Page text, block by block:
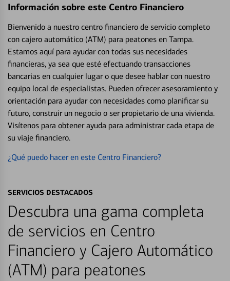
Información sobre este Centro Financiero
Bienvenido a nuestro centro financiero de servicio completo
con cajero automático (ATM) para peatones en Tampa.
Estamos aquí para ayudar con todas sus necesidades
financieras, ya sea que esté efectuando transacciones
bancarias en cualquier lugar o que desee hablar con nuestro
equipo local de especialistas. Pueden ofrecer asesoramiento y
orientación para ayudar con necesidades como planificar su
futuro, construir un negocio o ser propietario de una vivienda.
Visítenos para obtener ayuda para administrar cada etapa de
su viaje financiero.
¿Qué puedo hacer en este Centro Financiero?
SERVICIOS DESTACADOS
Descubra una gama completa
de servicios en Centro
Financiero y Cajero Automático
(ATM) para peatones